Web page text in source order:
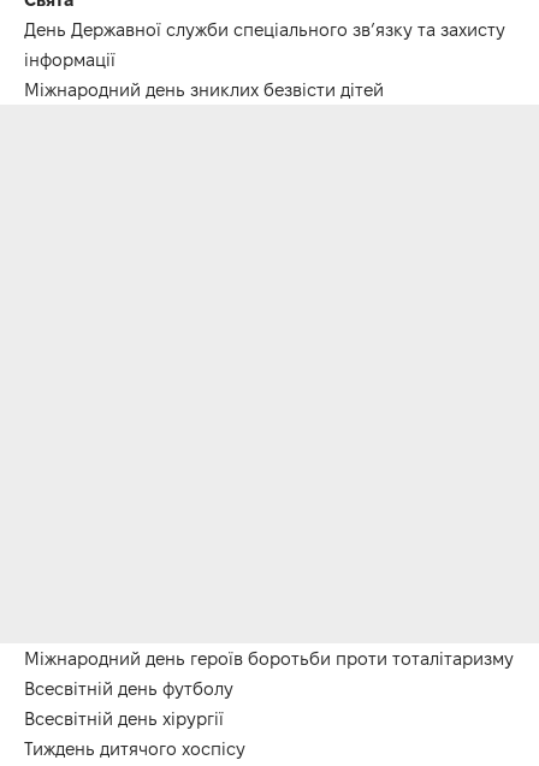
День Державної служби спеціального зв’язку та захисту
інформації
Міжнародний день зниклих безвісти дітей
Міжнародний день героїв боротьби проти тоталітаризму
Всесвітній день футболу
Всесвітній день хірургії
Тиждень дитячого хоспісу